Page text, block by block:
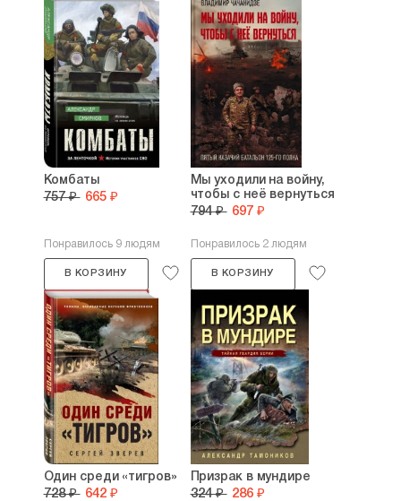
Комбаты
757 ₽ 665 ₽
Понравилось 9 людям
В КОРЗИНУ
Мы уходили на войну,
чтобы с неё вернуться
794 ₽ 697 ₽
Понравилось 2 людям
В КОРЗИНУ
Один среди «тигров»
728 ₽ 642 ₽
Призрак в мундире
324 ₽ 286 ₽